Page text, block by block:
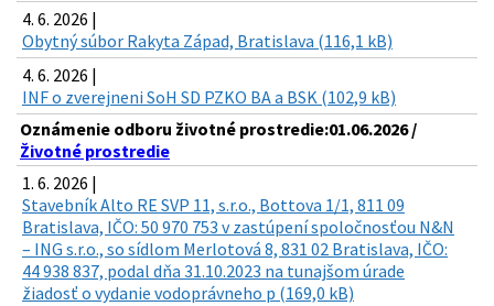
4. 6. 2026 |
Obytný súbor Rakyta Západ, Bratislava (116,1 kB)
4. 6. 2026 |
INF o zverejneni SoH SD PZKO BA a BSK (102,9 kB)
Oznámenie odboru životné prostredie:01.06.2026 /
Životné prostredie
1. 6. 2026 |
Stavebník Alto RE SVP 11, s.r.o., Bottova 1/1, 811 09
Bratislava, IČO: 50 970 753 v zastúpení spoločnosťou N&N
– ING s.r.o., so sídlom Merlotová 8, 831 02 Bratislava, IČO:
44 938 837, podal dňa 31.10.2023 na tunajšom úrade
žiadosť o vydanie vodoprávneho p (169,0 kB)